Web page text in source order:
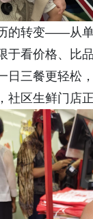
的转变——从
于看价格、比
日三餐更轻松
社区生鲜门店